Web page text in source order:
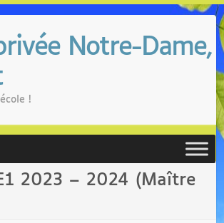
Notre-Dame,
!
2023 – 2024 (Maître